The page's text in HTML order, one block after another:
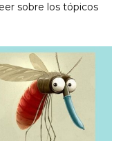
sobre los tópicos